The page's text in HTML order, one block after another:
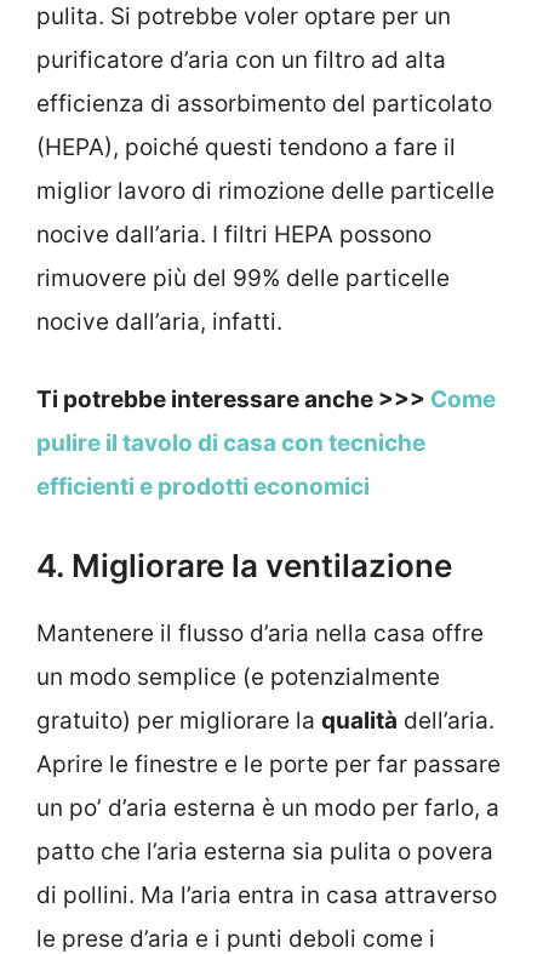
pulita. Si potrebbe voler optare per un
purificatore d’aria con un filtro ad alta
efficienza di assorbimento del particolato
(HEPA), poiché questi tendono a fare il
miglior lavoro di rimozione delle particelle
nocive dall’aria. I filtri HEPA possono
rimuovere più del 99% delle particelle
nocive dall’aria, infatti.
Ti potrebbe interessare anche >>> Come
pulire il tavolo di casa con tecniche
efficienti e prodotti economici
4. Migliorare la ventilazione
Mantenere il flusso d’aria nella casa offre
un modo semplice (e potenzialmente
gratuito) per migliorare la qualità dell’aria.
Aprire le finestre e le porte per far passare
un po’ d’aria esterna è un modo per farlo, a
patto che l’aria esterna sia pulita o povera
di pollini. Ma l’aria entra in casa attraverso
le prese d’aria e i punti deboli come i